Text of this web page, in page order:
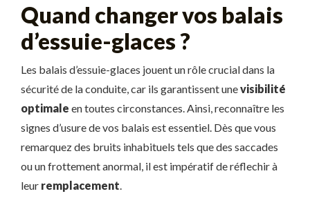
Quand changer vos balais
d’essuie-glaces ?
Les balais d’essuie-glaces jouent un rôle crucial dans la
sécurité de la conduite, car ils garantissent unevisibilité
optimale en toutes circonstances. Ainsi, reconnaître les
signes d’usure de vos balais est essentiel. Dès que vous
remarquez des bruits inhabituels tels que des saccades
ou un frottement anormal, il est impératif de réflechir à
leur remplacement